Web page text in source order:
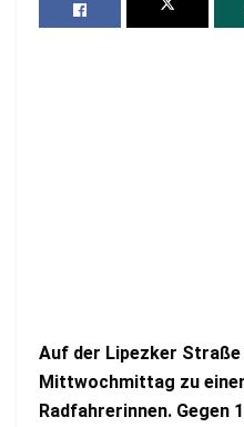
Auf der Lipezker
Mittwochmittag zu
Radfahrerinnen. Gegen